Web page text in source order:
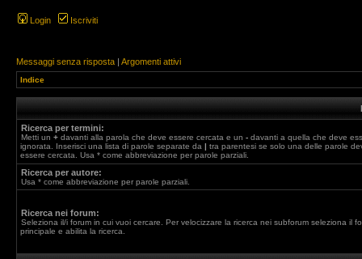
Login Iscriviti
Messaggi senza risposta | Argomenti attivi
Indice
Ricerca per termini:
Metti un + davanti alla parola che deve essere cercata e un - davanti a quella che deve
ignorata. Inserisci una lista di parole separate da | tra parentesi se solo una delle parole
essere cercata. Usa * come abbreviazione per parole parziali.
Ricerca per autore:
Usa * come abbreviazione per parole parziali.
Ricerca nei forum:
Seleziona il/i forum in cui vuoi cercare. Per velocizzare la ricerca nei subforum seleziona il
principale e abilita la ricerca.